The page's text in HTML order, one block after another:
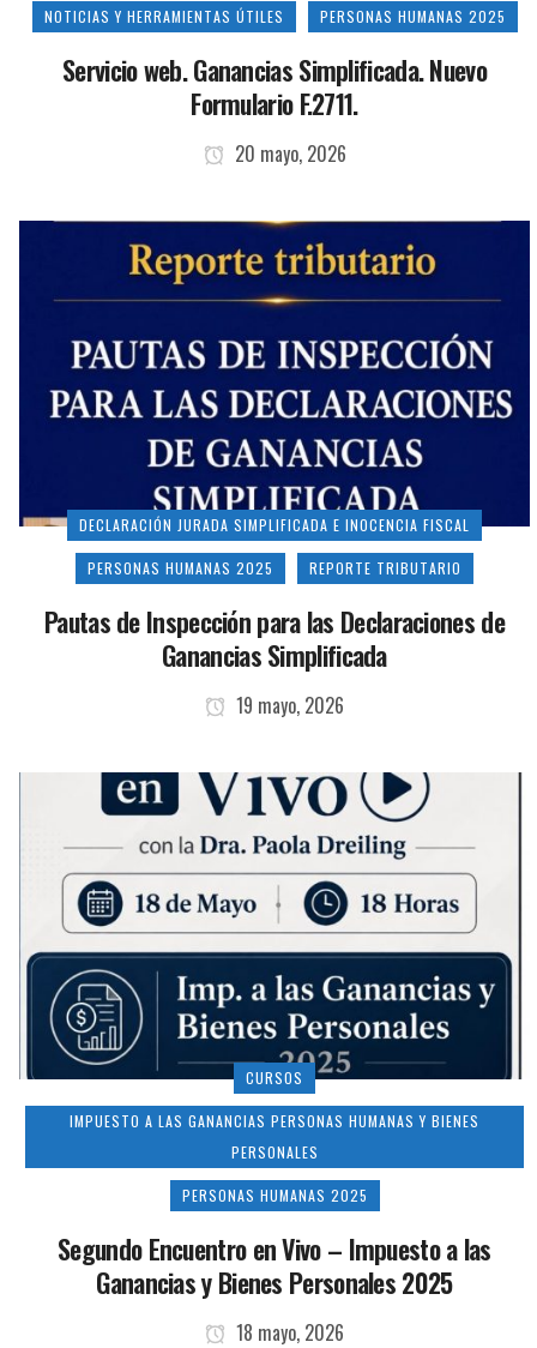
NOTICIAS Y HERRAMIENTAS ÚTILES PERSONAS HUMANAS 2025
Servicio web. Ganancias Simplificada. Nuevo
Formulario F.2711.
20 mayo, 2026
DECLARACIÓN JURADA SIMPLIFICADA E INOCENCIA FISCAL
PERSONAS HUMANAS 2025 REPORTE TRIBUTARIO
Pautas de Inspección para las Declaraciones de
Ganancias Simplificada
19 mayo, 2026
CURSOS
IMPUESTO A LAS GANANCIAS PERSONAS HUMANAS Y BIENES
PERSONALES
PERSONAS HUMANAS 2025
Segundo Encuentro en Vivo – Impuesto a las
Ganancias y Bienes Personales 2025
18 mayo, 2026